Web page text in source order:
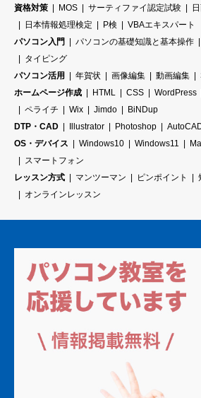
資格対策
MOS サーティファイ認定試験
日本情報処理検定
P検
VBAエキスパート
パソコン入門
パソコンの基礎知識と基本操作
タイピング
パソコン活用
年賀状 画像編集 動画編集
ホームページ作成
HTML CSS WordPress
ペライチ
Wix Jimdo
BiNDup
DTP・CAD
Illustrator Photoshop
OS・デバイス
Windows10 Windows11
スマートフォン
レッスン方式
マンツーマン ピンポイント
オンラインレッスン